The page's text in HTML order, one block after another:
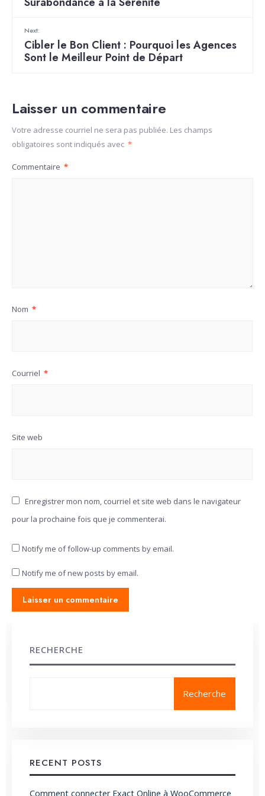
Next:
Cibler le Bon Client : Pourquoi les Agences
Sont le Meilleur Point de Départ
Laisser un commentaire
Votre adresse courriel ne sera pas publiée. Les champs
obligatoires sont indiqués avec *
Commentaire *
Nom *
Courriel *
Site web
Enregistrer mon nom, courriel et site web dans le navigateur
pour la prochaine fois que je commenterai.
Notify me of follow-up comments by email.
Notify me of new posts by email.
RECHERCHE
Recherche
RECENT POSTS
Comment connecter Exact Online à WooCommerce